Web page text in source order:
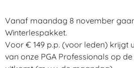
Vanaf maandag 8 november
Winterlespakket.
Voor € 149 p.p. (voor leden) krijgt
van onze PGA Professionals op